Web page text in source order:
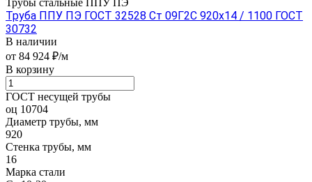
Трубы стальные ППУ ПЭ
Труба ППУ ПЭ ГОСТ 32528 Ст 09Г2С 920x14 / 1100 ГОСТ
30732
В наличии
от 84 924 ₽/м
В корзину
ГОСТ несущей трубы
оц 10704
Диаметр трубы, мм
920
Стенка трубы, мм
16
Марка стали